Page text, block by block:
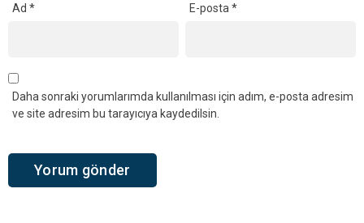
Ad * E-posta*
Daha sonraki yorumlarımda kullanılması için adım, e-posta adresim
ve site adresim bu tarayıcıya kaydedilsin.